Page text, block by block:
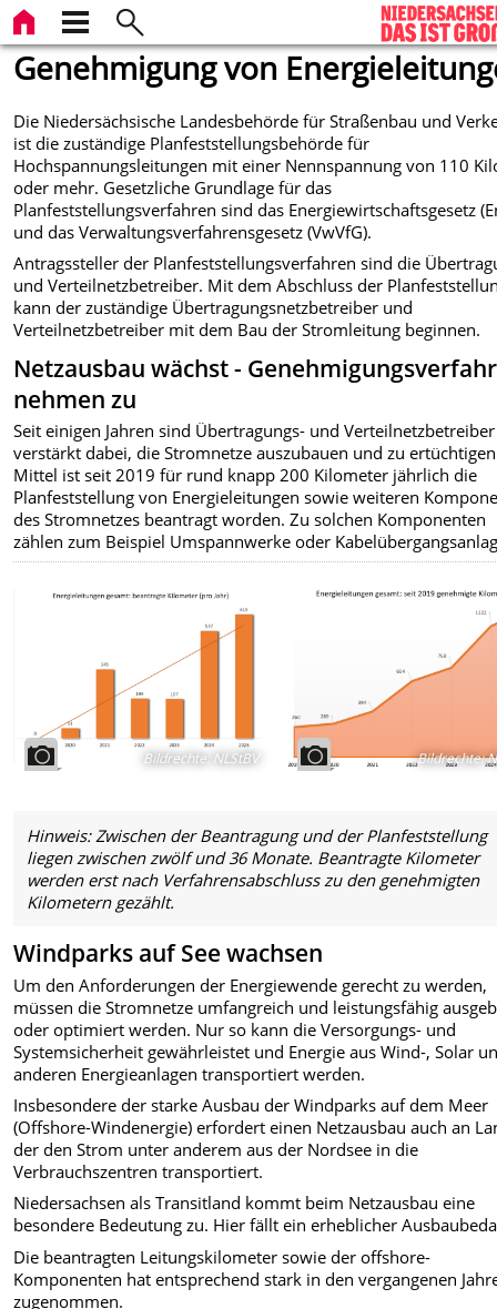
Genehmigung von
Die Niedersächsische Landesbehörde für Straßenbau und
ist die zuständige Planfeststellungsbehörde für
Hochspannungsleitungen mit einer Nennspannung von 110
oder mehr. Gesetzliche Grundlage für das
Planfeststellungsverfahren sind das Energiewirtschaftsgesetz
und das Verwaltungsverfahrensgesetz (VwVfG).
Antragssteller der Planfeststellungsverfahren sind die
und Verteilnetzbetreiber. Mit dem Abschluss der
kann der zuständige Übertragungsnetzbetreiber und
Verteilnetzbetreiber mit dem Bau der Stromleitung beginnen.
Netzausbau wächst -
nehmen zu
Seit einigen Jahren sind Übertragungs- und Verteilnetzbetreiber
verstärkt dabei, die Stromnetze auszubauen und zu
Mittel ist seit 2019 für rund knapp 200 Kilometer jährlich die
Planfeststellung von Energieleitungen sowie weiteren
des Stromnetzes beantragt worden. Zu solchen Komponenten
zählen zum Beispiel Umspannwerke oder
Bildrechte: NLStBV Bildrechte:
Hinweis: Zwischen der Beantragung und der Planfeststellung
liegen zwischen zwölf und 36 Monate. Beantragte Kilometer
werden erst nach Verfahrensabschluss zu den genehmigten
Kilometern gezählt.
Windparks auf See wachsen
Um den Anforderungen der Energiewende gerecht zu werden,
müssen die Stromnetze umfangreich und leistungsfähig
oder optimiert werden. Nur so kann die Versorgungs- und
Systemsicherheit gewährleistet und Energie aus Wind-, Solar
anderen Energieanlagen transportiert werden.
Insbesondere der starke Ausbau der Windparks auf dem Meer
(Offshore-Windenergie) erfordert einen Netzausbau auch an
der den Strom unter anderem aus der Nordsee in die
Verbrauchszentren transportiert.
Niedersachsen als Transitland kommt beim Netzausbau eine
besondere Bedeutung zu. Hier fällt ein erheblicher
Die beantragten Leitungskilometer sowie der offshore-
Komponenten hat entsprechend stark in den vergangenen
zugenommen.